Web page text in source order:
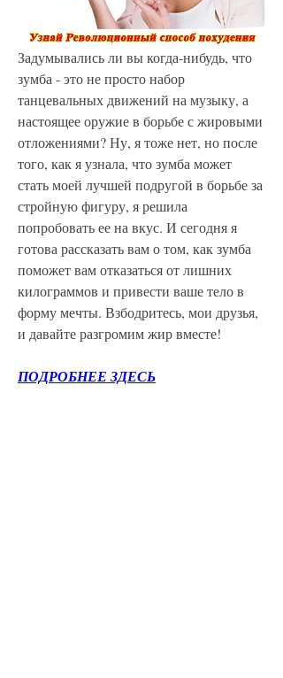
Задумывались ли вы когда-нибудь, что
зумба - это не просто набор
танцевальных движений на музыку, а
настоящее оружие в борьбе с жировыми
отложениями? Ну, я тоже нет, но после
того, как я узнала, что зумба может
стать моей лучшей подругой в борьбе за
стройную фигуру, я решила
попробовать ее на вкус. И сегодня я
готова рассказать вам о том, как зумба
поможет вам отказаться от лишних
килограммов и привести ваше тело в
форму мечты. Взбодритесь, мои друзья,
и давайте разгромим жир вместе!
ПОДРОБНЕЕ ЗДЕСЬ